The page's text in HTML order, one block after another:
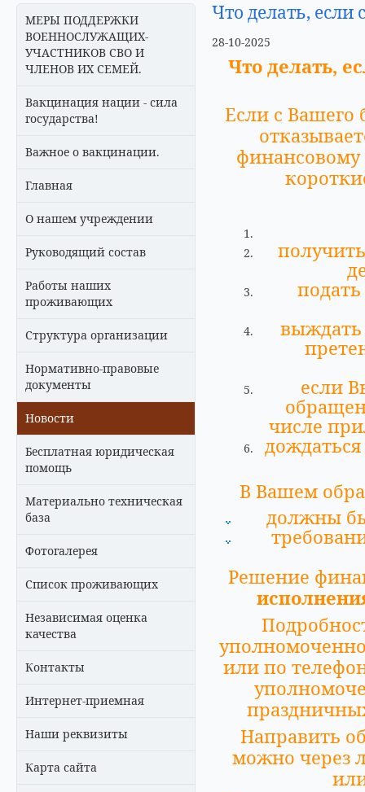
МЕРЫ ПОДДЕРЖКИ
ВОЕННОСЛУЖАЩИХ-
УЧАСТНИКОВ СВО И
ЧЛЕНОВ ИХ СЕМЕЙ.
Вакцинация нации - сила
государства!
Важное о вакцинации.
Главная
О нашем учреждении
Руководящий состав
Работы наших
проживающих
Структура организации
Нормативно-правовые
документы
Новости
Бесплатная юридическая
помощь
Материально техническая
база
Фотогалерея
Список проживающих
Независимая оценка
качества
Контакты
Интернет-приемная
Наши реквизиты
Карта сайта
Что делать, если
28-10-2025
Что делать,
Если с Вашего
подать
выждать
если
числе
В Вашем
должны
Решение
или по
Направить
можно через